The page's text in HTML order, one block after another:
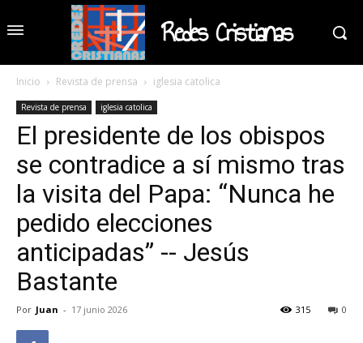
Redes Cristianas
Inicio Revista de prensa iglesia catolica
Revista de prensa iglesia catolica
El presidente de los obispos
se contradice a sí mismo tras
la visita del Papa: “Nunca he
pedido elecciones
anticipadas” -- Jesús
Bastante
Por Juan - 17 junio 2026 0
315